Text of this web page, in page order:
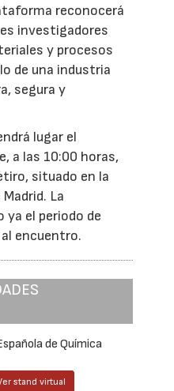
reconocerá
investigadores
y procesos
de una industria
segura y
lugar el
a las 10:00 horas,
situado en la
La
el periodo de
encuentro.
de Química
stand virtual